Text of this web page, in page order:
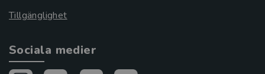
Tillgänglighet
Sociala medier